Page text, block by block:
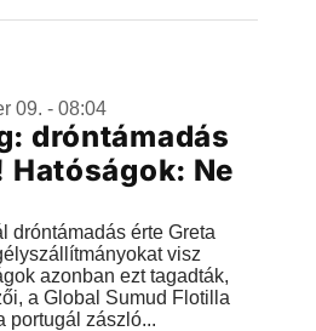
09. - 08:04
dróntámadás
Hatóságok: Ne
dróntámadás érte Greta
visz
azonban ezt tagadták,
a Global Sumud Flotilla
portugál zászló...